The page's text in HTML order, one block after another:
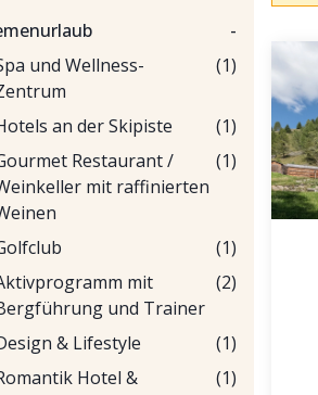
-
und Wellness-
(1)
an der Skipiste
(1)
Restaurant /
mit raffinierten
(1)
(1)
mit
und Trainer
(2)
& Lifestyle
(1)
Hotel &
(1)